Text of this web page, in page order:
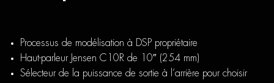
Processus de modélisation à DSP propriétaire
Haut-parleur Jensen C10R de 10″ (254 mm)
Sélecteur de la puissance de sortie à l’arrière pour choisir